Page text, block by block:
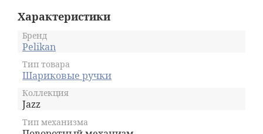
украшена именной художественной
гравировкой.
Характеристики
Бренд
Pelikan
Тип товара
Шариковые ручки
Коллекция
Jazz
Тип механизма